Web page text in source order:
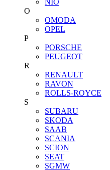
O
OMODA
OPEL
P
PORSCHE
PEUGEOT
R
RENAULT
RAVON
ROLLS-ROYCE
S
SUBARU
SKODA
SAAB
SCANIA
SCION
SEAT
SGMW